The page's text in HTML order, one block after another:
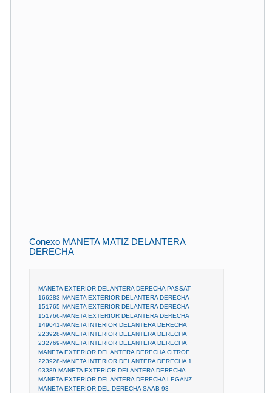
Conexo MANETA MATIZ DELANTERA
DERECHA
MANETA EXTERIOR DELANTERA DERECHA PASSAT
166283-MANETA EXTERIOR DELANTERA DERECHA
151765-MANETA EXTERIOR DELANTERA DERECHA
151766-MANETA EXTERIOR DELANTERA DERECHA
149041-MANETA INTERIOR DELANTERA DERECHA
223928-MANETA INTERIOR DELANTERA DERECHA
232769-MANETA INTERIOR DELANTERA DERECHA
MANETA EXTERIOR DELANTERA DERECHA CITROE
223928-MANETA INTERIOR DELANTERA DERECHA 1
93389-MANETA EXTERIOR DELANTERA DERECHA
MANETA EXTERIOR DELANTERA DERECHA LEGANZ
MANETA EXTERIOR DEL DERECHA SAAB 93